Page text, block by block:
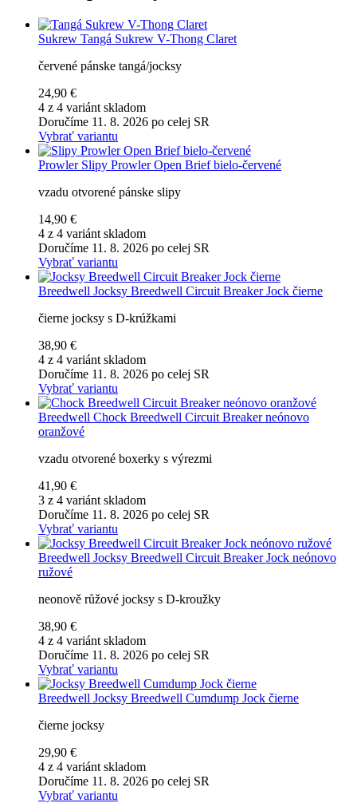
Sukrew Tangá Sukrew V-Thong Claret
červené pánske tangá/jocksy
24,90 €
4 z 4 variánt skladom
Doručíme 11. 8. 2026 po celej SR
Vybrať variantu
Prowler Slipy Prowler Open Brief bielo-červené
vzadu otvorené pánske slipy
14,90 €
4 z 4 variánt skladom
Doručíme 11. 8. 2026 po celej SR
Vybrať variantu
Breedwell Jocksy Breedwell Circuit Breaker Jock čierne
čierne jocksy s D-krúžkami
38,90 €
4 z 4 variánt skladom
Doručíme 11. 8. 2026 po celej SR
Vybrať variantu
Breedwell Chock Breedwell Circuit Breaker neónovo
oranžové
vzadu otvorené boxerky s výrezmi
41,90 €
3 z 4 variánt skladom
Doručíme 11. 8. 2026 po celej SR
Vybrať variantu
Breedwell Jocksy Breedwell Circuit Breaker Jock neónovo
ružové
neonově růžové jocksy s D-kroužky
38,90 €
4 z 4 variánt skladom
Doručíme 11. 8. 2026 po celej SR
Vybrať variantu
Breedwell Jocksy Breedwell Cumdump Jock čierne
čierne jocksy
29,90 €
4 z 4 variánt skladom
Doručíme 11. 8. 2026 po celej SR
Vybrať variantu